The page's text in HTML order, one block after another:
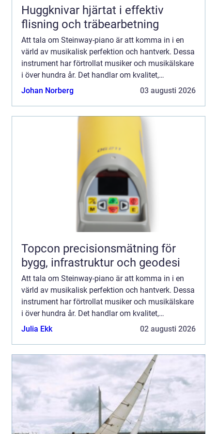
Huggknivar hjärtat i effektiv
flisning och träbearbetning
Att tala om Steinway-piano är att komma in i en
värld av musikalisk perfektion och hantverk. Dessa
instrument har förtrollat musiker och musikälskare
i över hundra år. Det handlar om kvalitet,
innovation och en hän...
Johan Norberg 03 augusti 2026
Topcon precisionsmätning för
bygg, infrastruktur och geodesi
Att tala om Steinway-piano är att komma in i en
värld av musikalisk perfektion och hantverk. Dessa
instrument har förtrollat musiker och musikälskare
i över hundra år. Det handlar om kvalitet,
innovation och en hän...
Julia Ekk 02 augusti 2026